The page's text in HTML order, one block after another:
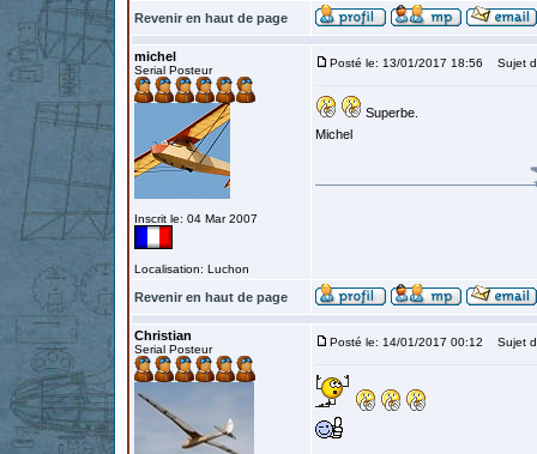
Revenir en haut de page
michel
Serial Posteur
Inscrit le: 04 Mar 2007
Localisation: Luchon
Posté le: 13/01/2017 18:56 Sujet
Superbe.
Michel
Revenir en haut de page
Christian
Serial Posteur
Posté le: 14/01/2017 00:12 Sujet